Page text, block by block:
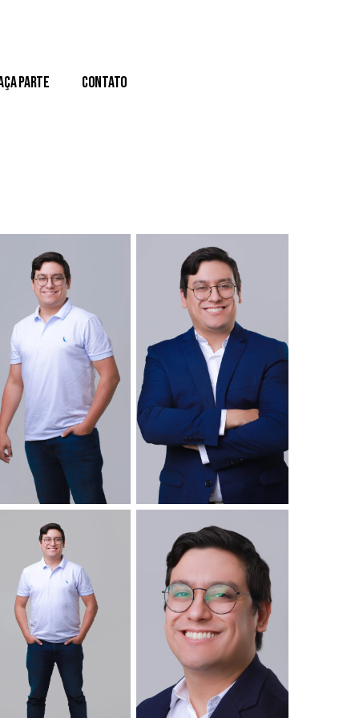
Parte Contato